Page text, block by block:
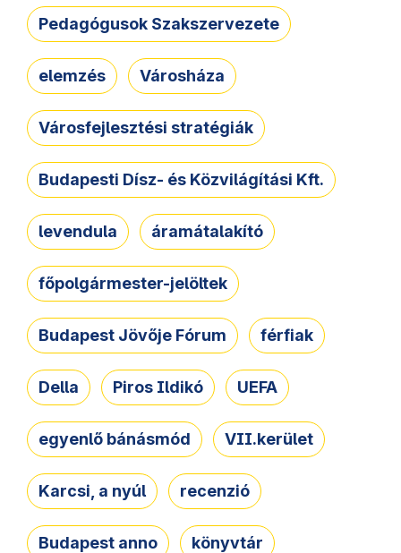
Pedagógusok Szakszervezete
elemzés Városháza
Városfejlesztési stratégiák
Budapesti Dísz- és Közvilágítási Kft.
levendula áramátalakító
főpolgármester-jelöltek
Budapest Jövője Fórum férfiak
Della Piros Ildikó UEFA
egyenlő bánásmód VII.kerület
Karcsi, a nyúl recenzió
Budapest anno könyvtár